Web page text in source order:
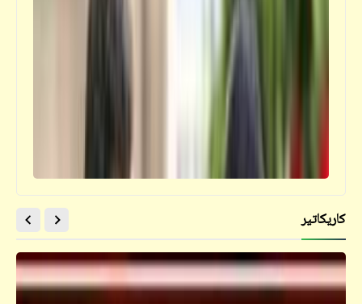
كاريكاتير